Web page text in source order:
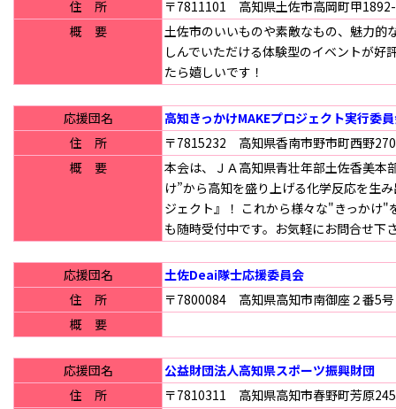
住 所
〒7811101 高知県土佐市高岡町甲
概 要
土佐市のいいものや素敵なもの、魅力的
しんでいただける体験型のイベントが
たら嬉しいです！
応援団名
高知きっかけMAKEプロジェクト実行委
住 所
〒7815232 高知県香南市野市町西野
概 要
本会は、ＪＡ高知県青壮年部土佐香美本
け”から高知を盛り上げる化学反応を生
ジェクト』！ これから様々な"きっかけ
も随時受付中です。お気軽にお問合せ下
応援団名
土佐Deai隊士応援委員会
住 所
〒7800084 高知県高知市南御座２番5号
概 要
応援団名
公益財団法人高知県スポーツ振興財団
住 所
〒7810311 高知県高知市春野町芳原